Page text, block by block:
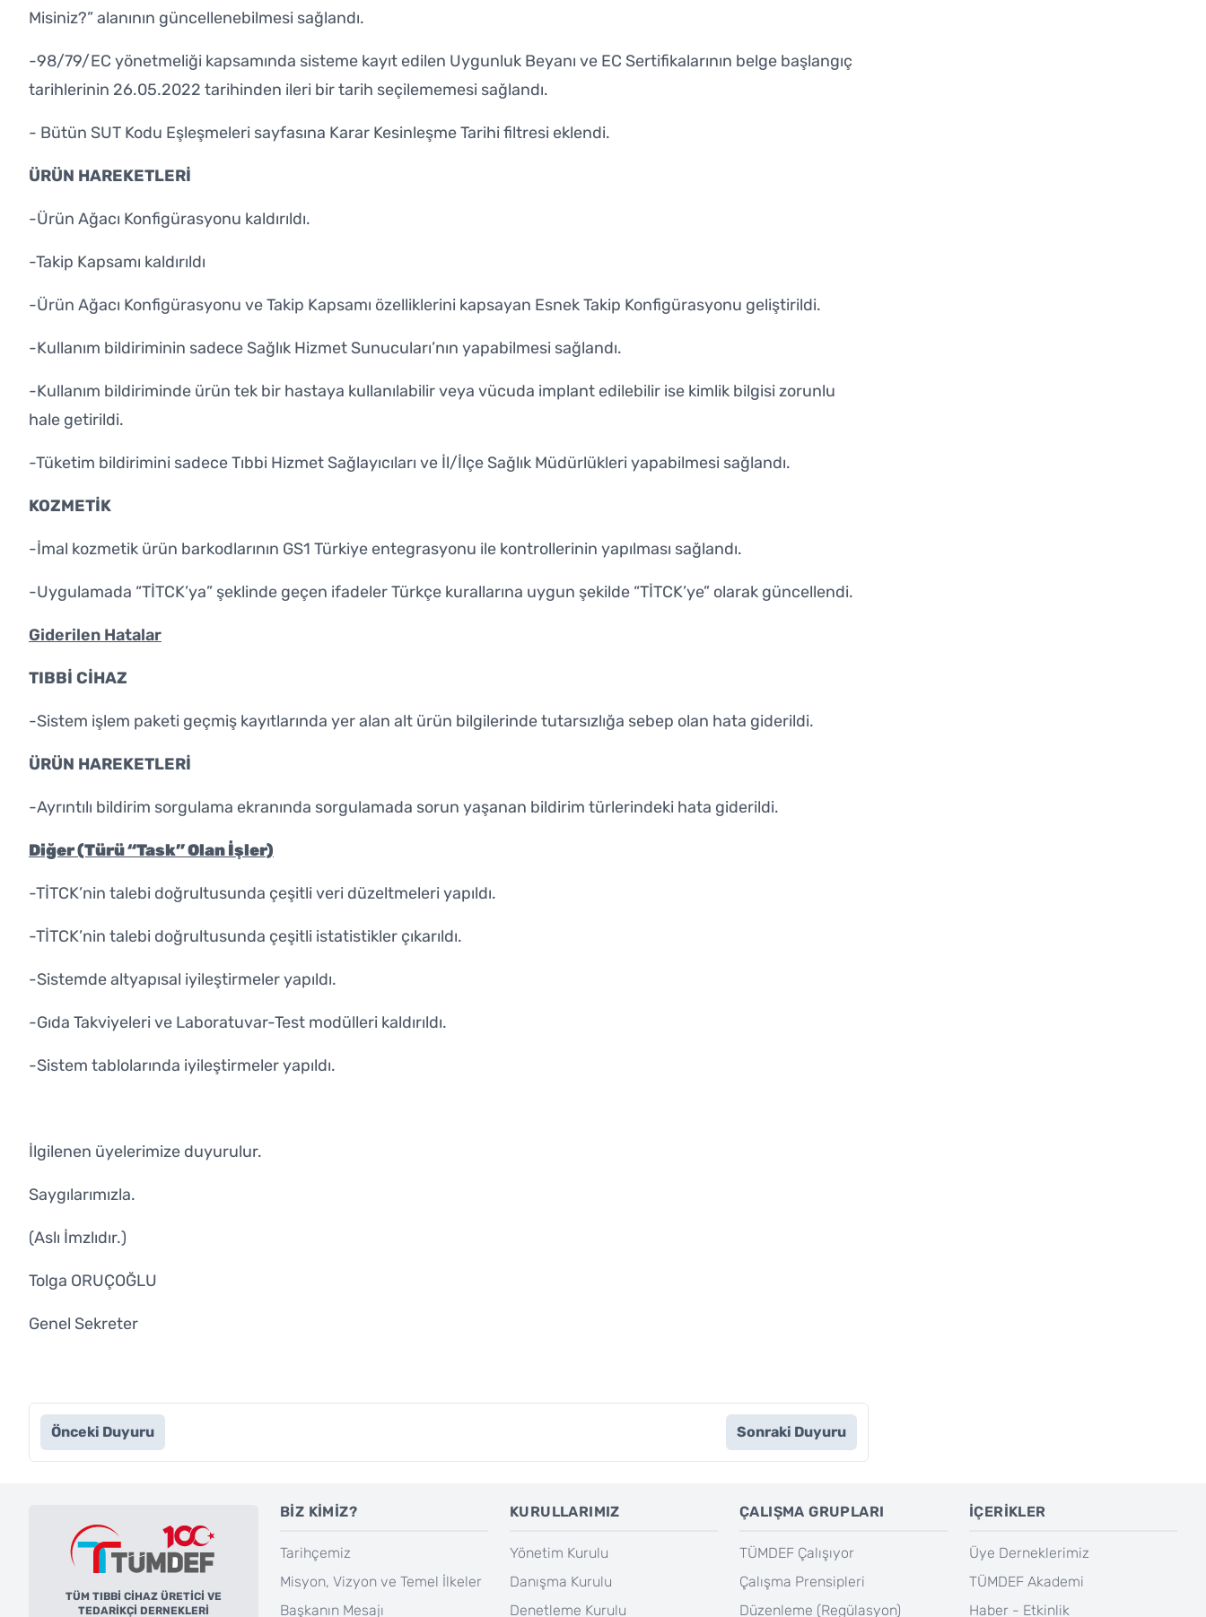
Misiniz?” alanının güncellenebilmesi sağlandı.
-98/79/EC yönetmeliği kapsamında sisteme kayıt edilen Uygunluk Beyanı ve EC Sertifikalarının belge başlangıç
tarihlerinin 26.05.2022 tarihinden ileri bir tarih seçilememesi sağlandı.
- Bütün SUT Kodu Eşleşmeleri sayfasına Karar Kesinleşme Tarihi filtresi eklendi.
ÜRÜN HAREKETLERİ
-Ürün Ağacı Konfigürasyonu kaldırıldı.
-Takip Kapsamı kaldırıldı
-Ürün Ağacı Konfigürasyonu ve Takip Kapsamı özelliklerini kapsayan Esnek Takip Konfigürasyonu geliştirildi.
-Kullanım bildiriminin sadece Sağlık Hizmet Sunucuları’nın yapabilmesi sağlandı.
-Kullanım bildiriminde ürün tek bir hastaya kullanılabilir veya vücuda implant edilebilir ise kimlik bilgisi zorunlu
hale getirildi.
-Tüketim bildirimini sadece Tıbbi Hizmet Sağlayıcıları ve İl/İlçe Sağlık Müdürlükleri yapabilmesi sağlandı.
KOZMETİK
-İmal kozmetik ürün barkodlarının GS1 Türkiye entegrasyonu ile kontrollerinin yapılması sağlandı.
-Uygulamada “TİTCK’ya” şeklinde geçen ifadeler Türkçe kurallarına uygun şekilde “TİTCK’ye” olarak güncellendi.
Giderilen Hatalar
TIBBİ CİHAZ
-Sistem işlem paketi geçmiş kayıtlarında yer alan alt ürün bilgilerinde tutarsızlığa sebep olan hata giderildi.
ÜRÜN HAREKETLERİ
-Ayrıntılı bildirim sorgulama ekranında sorgulamada sorun yaşanan bildirim türlerindeki hata giderildi.
Diğer (Türü “Task” Olan İşler)
-TİTCK’nin talebi doğrultusunda çeşitli veri düzeltmeleri yapıldı.
-TİTCK’nin talebi doğrultusunda çeşitli istatistikler çıkarıldı.
-Sistemde altyapısal iyileştirmeler yapıldı.
-Gıda Takviyeleri ve Laboratuvar-Test modülleri kaldırıldı.
-Sistem tablolarında iyileştirmeler yapıldı.
İlgilenen üyelerimize duyurulur.
Saygılarımızla.
(Aslı İmzlıdır.)
Tolga ORUÇOĞLU
Genel Sekreter
Önceki Duyuru Sonraki Duyuru
TÜM TIBBİ CİHAZ ÜRETİCİ VE
TEDARİKÇİ DERNEKLERİ
BİZ KİMİZ?
Tarihçemiz
Misyon, Vizyon ve Temel İlkeler
Başkanın Mesajı
KURULLARIMIZ
Yönetim Kurulu
Danışma Kurulu
Denetleme Kurulu
ÇALIŞMA GRUPLARI
TÜMDEF Çalışıyor
Çalışma Prensipleri
Düzenleme (Regülasyon)
İÇERİKLER
Üye Derneklerimiz
TÜMDEF Akademi
Haber - Etkinlik